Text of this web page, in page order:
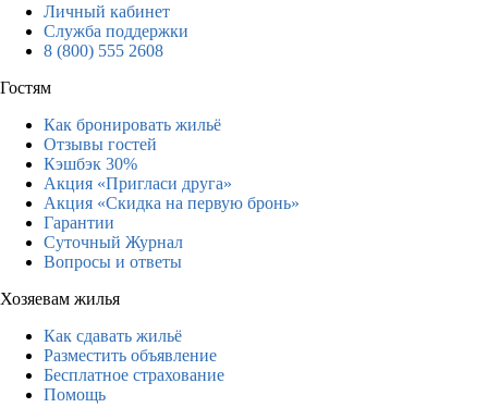
Личный кабинет
Служба поддержки
8 (800) 555 2608
Гостям
Как бронировать жильё
Отзывы гостей
Кэшбэк 30%
Акция «Пригласи друга»
Акция «Скидка на первую бронь»
Гарантии
Суточный Журнал
Вопросы и ответы
Хозяевам жилья
Как сдавать жильё
Разместить объявление
Бесплатное страхование
Помощь